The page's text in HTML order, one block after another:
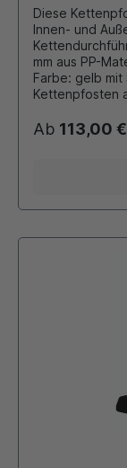
Diese
Innen- und
Kettendurchführung. Maße: Ø 63 mm mit
mm aus PP-
Farbe: gelb mit Schrauböse
Kettenpfosten
der Kette Kettenpfosten aus Kunststoff mit
Verbindung von
Zubehör
Ab 113,00